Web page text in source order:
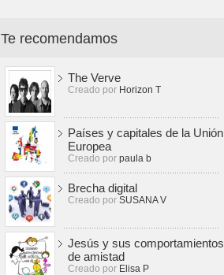
Te recomendamos
The Verve
Creado por Horizon T
Países y capitales de la Unión
Europea
Creado por paula b
Brecha digital
Creado por SUSANA V
Jesús y sus comportamientos
de amistad
Creado por Elisa P